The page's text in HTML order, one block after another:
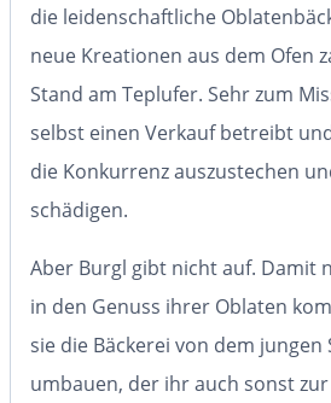
die leidenschaftliche
neue Kreationen aus dem Ofen
Stand am Teplufer. Sehr zum
selbst einen Verkauf betreibt
die Konkurrenz auszustechen
schädigen.
Aber Burgl gibt nicht auf. Damit
in den Genuss ihrer Oblaten
sie die Bäckerei von dem jungen
umbauen, der ihr auch sonst